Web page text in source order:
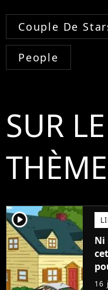
Couple De
People
SUR
THÈME
player2
Ni
16